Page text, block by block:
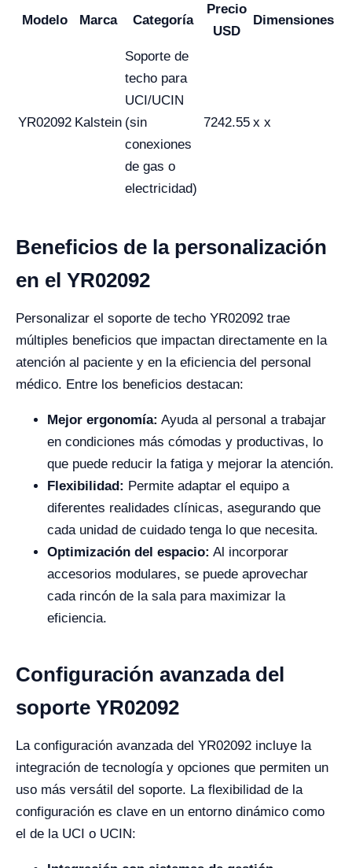
Modelo Marca Categoría
Precio
USD
Dimensiones
YR02092 Kalstein
Soporte de
techo para
UCI/UCIN
(sin
conexiones
de gas o
electricidad)
7242.55 x x
Beneficios de la personalización
en el YR02092
Personalizar el soporte de techo YR02092 trae
múltiples beneficios que impactan directamente en la
atención al paciente y en la eficiencia del personal
médico. Entre los beneficios destacan:
Mejor ergonomía: Ayuda al personal a trabajar
en condiciones más cómodas y productivas, lo
que puede reducir la fatiga y mejorar la atención.
Flexibilidad: Permite adaptar el equipo a
diferentes realidades clínicas, asegurando que
cada unidad de cuidado tenga lo que necesita.
Optimización del espacio: Al incorporar
accesorios modulares, se puede aprovechar
cada rincón de la sala para maximizar la
eficiencia.
Configuración avanzada del
soporte YR02092
La configuración avanzada del YR02092 incluye la
integración de tecnología y opciones que permiten un
uso más versátil del soporte. La flexibilidad de la
configuración es clave en un entorno dinámico como
el de la UCI o UCIN: